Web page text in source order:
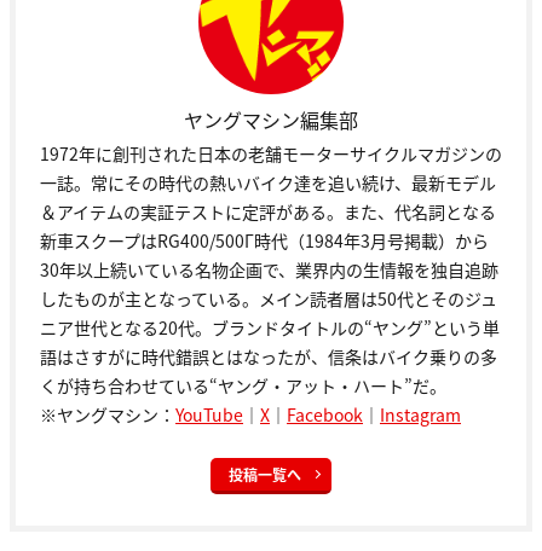
ヤングマシン編集部
1972年に創刊された日本の老舗モーターサイクルマガジンの
一誌。常にその時代の熱いバイク達を追い続け、最新モデル
＆アイテムの実証テストに定評がある。また、代名詞となる
新車スクープはRG400/500Γ時代（1984年3月号掲載）から
30年以上続いている名物企画で、業界内の生情報を独自追跡
したものが主となっている。メイン読者層は50代とそのジュ
ニア世代となる20代。ブランドタイトルの“ヤング”という単
語はさすがに時代錯誤とはなったが、信条はバイク乗りの多
くが持ち合わせている“ヤング・アット・ハート”だ。
※ヤングマシン： YouTube ｜ X ｜ Facebook ｜ Instagram
投稿一覧へ